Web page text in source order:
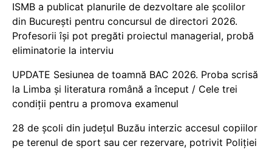
ISMB a publicat planurile de dezvoltare ale școlilor
din București pentru concursul de directori 2026.
Profesorii își pot pregăti proiectul managerial, probă
eliminatorie la interviu
UPDATE Sesiunea de toamnă BAC 2026. Proba scrisă
la Limba și literatura română a început / Cele trei
condiții pentru a promova examenul
28 de școli din județul Buzău interzic accesul copiilor
pe terenul de sport sau cer rezervare, potrivit Poliției